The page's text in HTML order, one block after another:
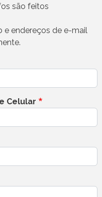
são feitos
e endereços de e-mail
Celular